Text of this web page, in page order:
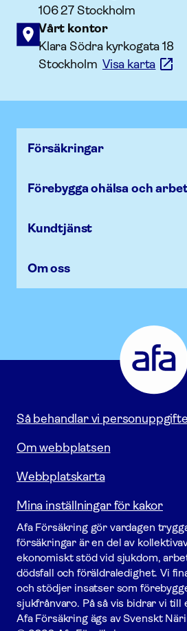
106 27 Stockholm
Vårt kontor
Klara Södra kyrkogata 18
StockholmVisa karta
Försäk­ringar
Förebygga ohälsa och
Kundtjänst
Om oss
Försäkring
Gå
till
startsidan
Så behandlar vi
Om webbplatsen
Webbplatskarta
Mina inställningar för kakor
Afa För­säkring gör vardagen
försäk­ringar är en del av
ekonomiskt stöd vid sjukdom,
dödsfall och föräldraledighet. Vi
och stödjer insatser som
sjukfrånvaro. På så vis bidrar vi
Afa För­säkring ägs av Svenskt